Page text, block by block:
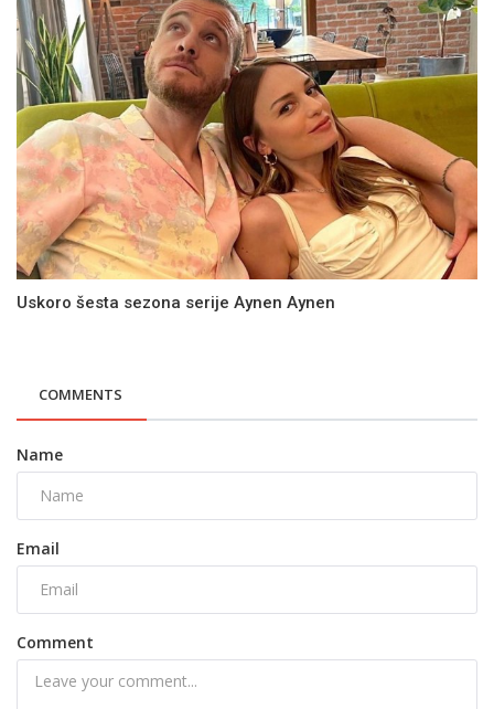
Uskoro šesta sezona serije Aynen Aynen
COMMENTS
Name
Email
Comment